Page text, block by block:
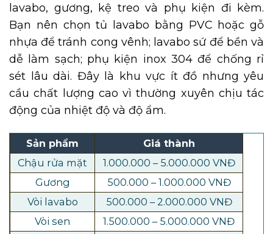
lavabo, gương, kệ treo và phụ kiện đi kèm.
Bạn nên chọn tủ lavabo bằng PVC hoặc gỗ
nhựa để tránh cong vênh; lavabo sứ để bền và
dễ làm sạch; phụ kiện inox 304 để chống rỉ
sét lâu dài. Đây là khu vực ít đồ nhưng yêu
cầu chất lượng cao vì thường xuyên chịu tác
động của nhiệt độ và độ ẩm.
Sản phẩm
Giá thành
Chậu rửa mặt
1.000.000 – 5.000.000 VNĐ
Gương
500.000 – 1.000.000 VNĐ
Vòi lavabo
500.000 – 2.000.000 VNĐ
Vòi sen
1.500.000 – 5.000.000 VNĐ